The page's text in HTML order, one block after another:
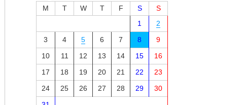
M T W T F S
S
1
2
3
4 5 6 7 8
9
10
11 12 13 14 15
16
17
18 19 20 21 22
23
24
25 26 27 28 29
30